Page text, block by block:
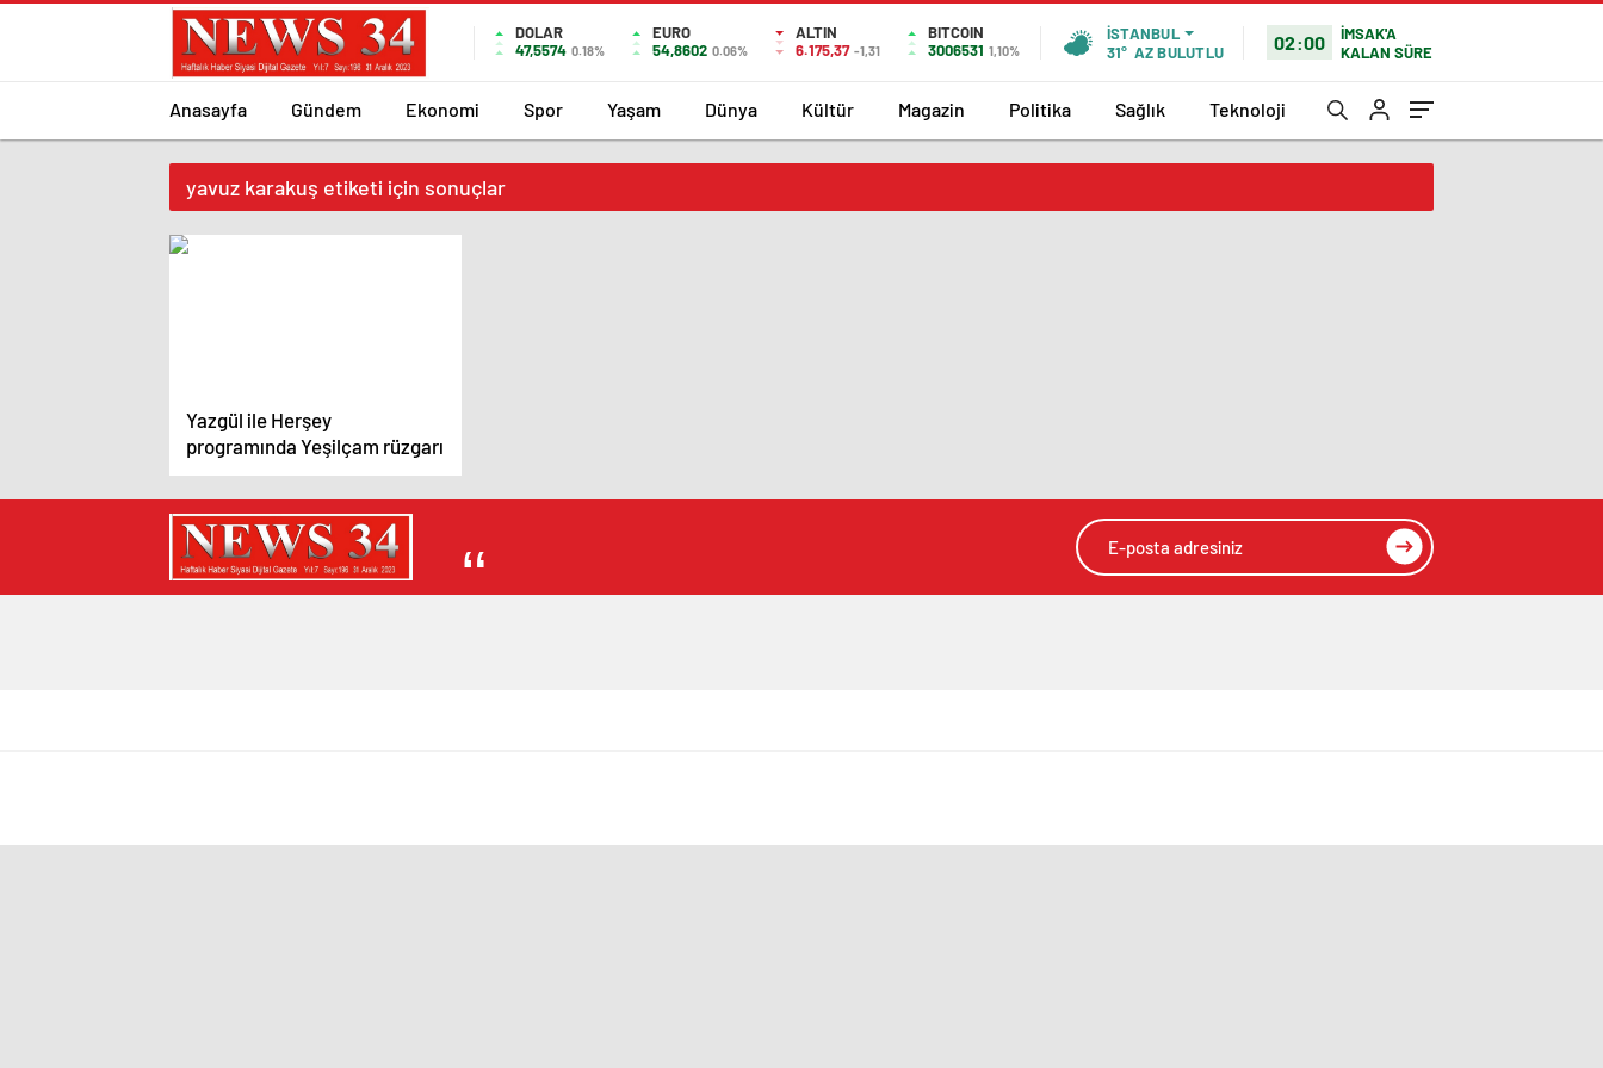
DOLAR
47,5574 0.18%
EURO
54,8602 0.06%
ALTIN
6.175,37 -1,31
BITCOIN
3006531 1,10%
İSTANBUL
31° AZ BULUTLU 02:00
İMSAK'A
KALAN SÜRE
Anasayfa Gündem Ekonomi Spor Yaşam Dünya Kültür Magazin Politika Sağlık Teknoloji
yavuz karakuş etiketi için sonuçlar
Yazgül ile Herşey
programında Yeşilçam rüzgarı